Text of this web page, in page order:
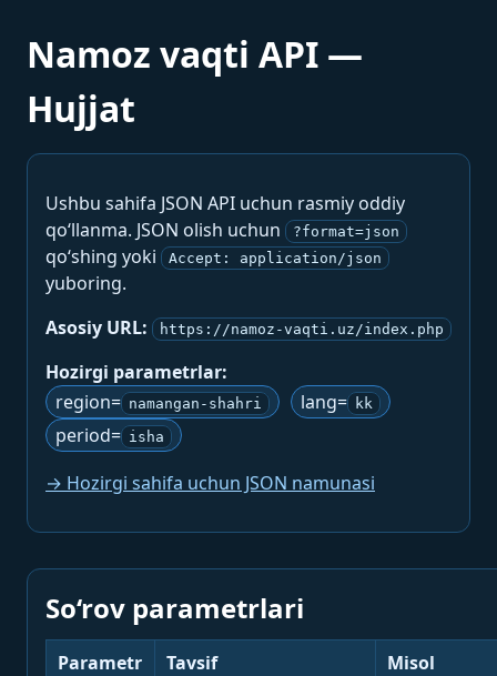
Namoz vaqti API —
Hujjat
Ushbu sahifa JSON API uchun rasmiy oddiy
qo‘llanma. JSON olish uchun
?format=json
qo‘shing yoki Accept: application/json
yuboring.
Asosiy URL:
https://namoz-vaqti.uz/index.php
Hozirgi parametrlar:
region= namangan-shahri lang= kk
period= isha
→ Hozirgi sahifa uchun JSON namunasi
So‘rov parametrlari
Parametr Tavsif Misol